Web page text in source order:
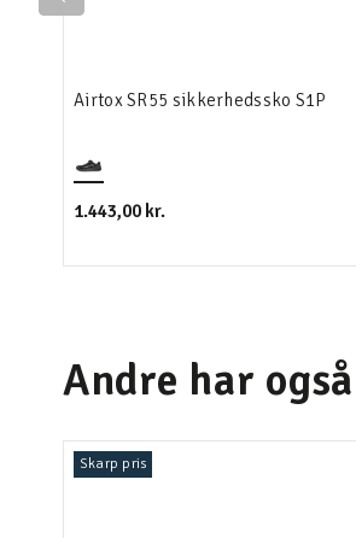
Airtox SR55 sikkerhedssko S1P
1.443,00 kr.
Andre har
Skarp pris